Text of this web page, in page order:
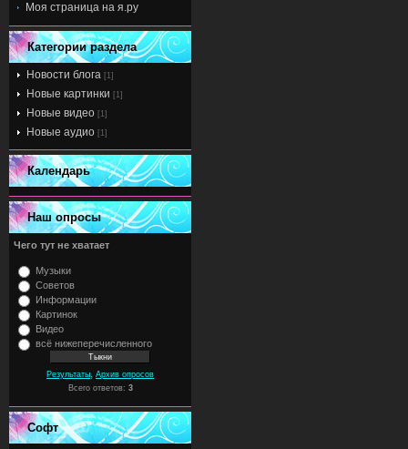
Моя страница на я.ру
Категории раздела
Новости блога [1]
Новые картинки [1]
Новые видео [1]
Новые аудио [1]
Календарь
Наш опросы
Чего тут не хватает
Музыки
Советов
Информации
Картинок
Видео
всё нижеперечисленного
Результаты Архив опросов
Всего ответов: 3
Софт